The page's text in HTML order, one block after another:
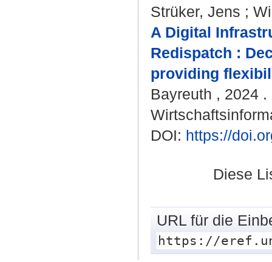
Strüker, Jens ;
A Digital
Redispatch :
providing
Bayreuth , 2024
DOI: https://
Diese
URL für die
https://